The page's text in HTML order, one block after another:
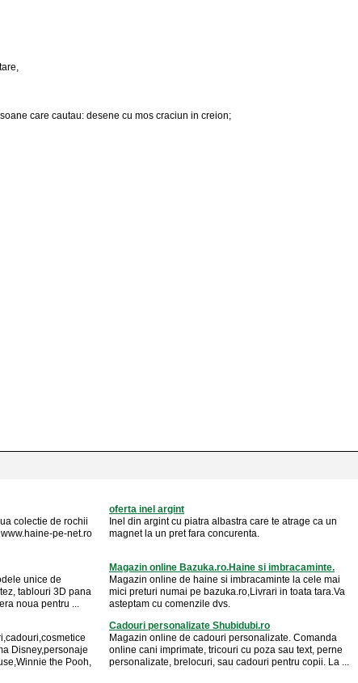
care cautau: desene cu mos craciun in creion;
colectie de rochii
pe-net.ro
oferta inel argint
Inel din argint cu piatra albastra care te atrage ca un
magnet la un pret fara concurenta.
unice de
tablouri 3D pana
noua pentru ...
Magazin online Bazuka.ro.Haine si imbracaminte.
Magazin online de haine si imbracaminte la cele mai
mici preturi numai pe bazuka.ro,Livrari in toata tara.Va
asteptam cu comenzile dvs.
Disney,personaje
the Pooh,
Cadouri personalizate Shubidubi.ro
Magazin online de cadouri personalizate. Comanda
online cani imprimate, tricouri cu poza sau text, perne
personalizate, brelocuri, sau cadouri pentru copii. La ...